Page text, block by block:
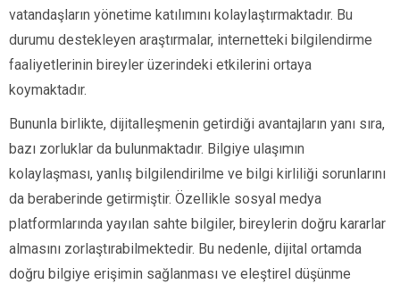
vatandaşların yönetime katılımını kolaylaştırmaktadır. Bu
durumu destekleyen araştırmalar, internetteki bilgilendirme
faaliyetlerinin bireyler üzerindeki etkilerini ortaya
koymaktadır.
Bununla birlikte, dijitalleşmenin getirdiği avantajların yanı sıra,
bazı zorluklar da bulunmaktadır. Bilgiye ulaşımın
kolaylaşması, yanlış bilgilendirilme ve bilgi kirliliği sorunlarını
da beraberinde getirmiştir. Özellikle sosyal medya
platformlarında yayılan sahte bilgiler, bireylerin doğru kararlar
almasını zorlaştırabilmektedir. Bu nedenle, dijital ortamda
doğru bilgiye erişimin sağlanması ve eleştirel düşünme